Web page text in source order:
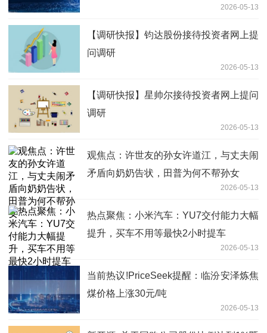
2026-05-13
【调研快报】钧达股份接待投资者网上提
问调研
2026-05-13
【调研快报】星帅尔接待投资者网上提问
调研
2026-05-13
观焦点：许世友的孙女许道江，与丈夫闹
矛盾向奶奶告状，田普为何不帮孙女
2026-05-13
热点聚焦：小米汽车：YU7交付能力大幅
提升，买车不用等最快2小时提车
2026-05-13
当前热议!PriceSeek提醒：临汾安泽炼焦
煤价格上涨30元/吨
2026-05-13